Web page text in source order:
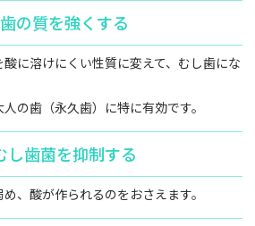
の質を強くする
に溶けにくい性質に変えて、むし歯にな
の歯（永久歯）に特に有効です。
歯菌を抑制する
、酸が作られるのをおさえます。